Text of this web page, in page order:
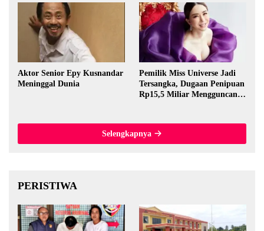
Aktor Senior Epy Kusnandar
Meninggal Dunia
Pemilik Miss Universe Jadi
Tersangka, Dugaan Penipuan
Rp15,5 Miliar Mengguncang
Selengkapnya
PERISTIWA